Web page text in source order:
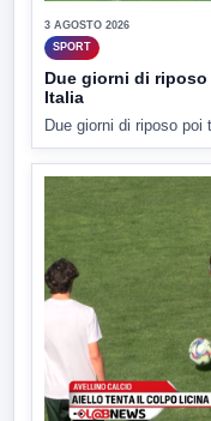
3 AGOSTO 2026
SPORT
Due giorni di
Italia
Due giorni di riposo poi